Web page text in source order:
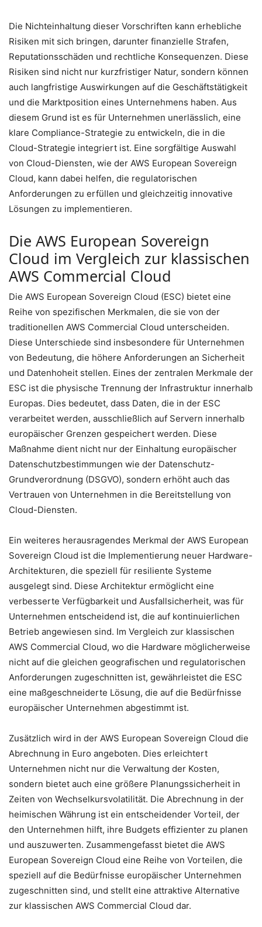
Die Nichteinhaltung dieser Vorschriften kann erhebliche
Risiken mit sich bringen, darunter finanzielle Strafen,
Reputationsschäden und rechtliche Konsequenzen. Diese
Risiken sind nicht nur kurzfristiger Natur, sondern können
auch langfristige Auswirkungen auf die Geschäftstätigkeit
und die Marktposition eines Unternehmens haben. Aus
diesem Grund ist es für Unternehmen unerlässlich, eine
klare Compliance-Strategie zu entwickeln, die in die
Cloud-Strategie integriert ist. Eine sorgfältige Auswahl
von Cloud-Diensten, wie der AWS European Sovereign
Cloud, kann dabei helfen, die regulatorischen
Anforderungen zu erfüllen und gleichzeitig innovative
Lösungen zu implementieren.
Die AWS European Sovereign
Cloud im Vergleich zur klassischen
AWS Commercial Cloud
Die AWS European Sovereign Cloud (ESC) bietet eine
Reihe von spezifischen Merkmalen, die sie von der
traditionellen AWS Commercial Cloud unterscheiden.
Diese Unterschiede sind insbesondere für Unternehmen
von Bedeutung, die höhere Anforderungen an Sicherheit
und Datenhoheit stellen. Eines der zentralen Merkmale der
ESC ist die physische Trennung der Infrastruktur innerhalb
Europas. Dies bedeutet, dass Daten, die in der ESC
verarbeitet werden, ausschließlich auf Servern innerhalb
europäischer Grenzen gespeichert werden. Diese
Maßnahme dient nicht nur der Einhaltung europäischer
Datenschutzbestimmungen wie der Datenschutz-
Grundverordnung (DSGVO), sondern erhöht auch das
Vertrauen von Unternehmen in die Bereitstellung von
Cloud-Diensten.
Ein weiteres herausragendes Merkmal der AWS European
Sovereign Cloud ist die Implementierung neuer Hardware-
Architekturen, die speziell für resiliente Systeme
ausgelegt sind. Diese Architektur ermöglicht eine
verbesserte Verfügbarkeit und Ausfallsicherheit, was für
Unternehmen entscheidend ist, die auf kontinuierlichen
Betrieb angewiesen sind. Im Vergleich zur klassischen
AWS Commercial Cloud, wo die Hardware möglicherweise
nicht auf die gleichen geografischen und regulatorischen
Anforderungen zugeschnitten ist, gewährleistet die ESC
eine maßgeschneiderte Lösung, die auf die Bedürfnisse
europäischer Unternehmen abgestimmt ist.
Zusätzlich wird in der AWS European Sovereign Cloud die
Abrechnung in Euro angeboten. Dies erleichtert
Unternehmen nicht nur die Verwaltung der Kosten,
sondern bietet auch eine größere Planungssicherheit in
Zeiten von Wechselkursvolatilität. Die Abrechnung in der
heimischen Währung ist ein entscheidender Vorteil, der
den Unternehmen hilft, ihre Budgets effizienter zu planen
und auszuwerten. Zusammengefasst bietet die AWS
European Sovereign Cloud eine Reihe von Vorteilen, die
speziell auf die Bedürfnisse europäischer Unternehmen
zugeschnitten sind, und stellt eine attraktive Alternative
zur klassischen AWS Commercial Cloud dar.